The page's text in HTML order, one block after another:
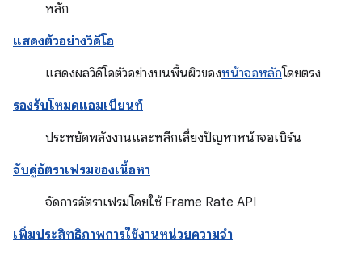
หลัก
แสดงตัวอย่างวิดีโอ
แสดงผลวิดีโอตัวอย่างบนพื้นผิวของหน้าจอหลักโดยตรง
รองรับโหมดแอมเบียนท์
ประหยัดพลังงานและหลีกเลี่ยงปัญหาหน้าจอเบิร์น
จับคู่อัตราเฟรมของเนื้อหา
จัดการอัตราเฟรมโดยใช้ Frame Rate API
เพิ่มประสิทธิภาพการใช้งานหน่วยความจํา